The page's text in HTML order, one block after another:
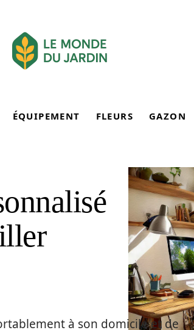
ÉQUIPEMENT FLEURS GAZON
à son domicile et de